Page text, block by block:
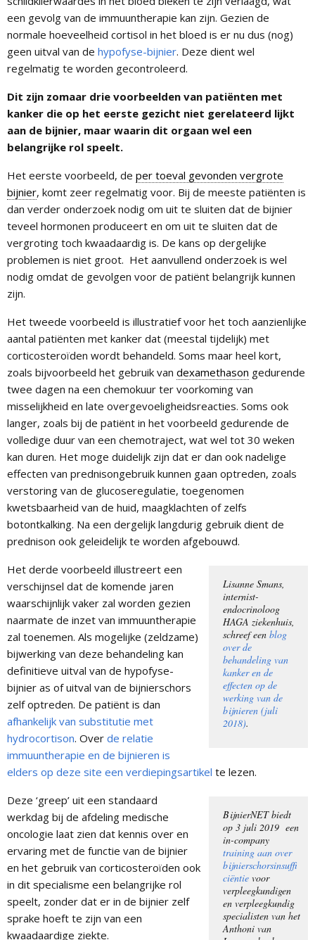
een gevolg van de immuuntherapie kan zijn. Gezien de
normale hoeveelheid cortisol in het bloed is er nu dus (nog)
geen uitval van de hypofyse-bijnier. Deze dient wel
regelmatig te worden gecontroleerd.
Dit zijn zomaar drie voorbeelden van patiënten met
kanker die op het eerste gezicht niet gerelateerd lijkt
aan de bijnier, maar waarin dit orgaan wel een
belangrijke rol speelt.
Het eerste voorbeeld, de per toeval gevonden vergrote
bijnier, komt zeer regelmatig voor. Bij de meeste patiënten is
dan verder onderzoek nodig om uit te sluiten dat de bijnier
teveel hormonen produceert en om uit te sluiten dat de
vergroting toch kwaadaardig is. De kans op dergelijke
problemen is niet groot. Het aanvullend onderzoek is wel
nodig omdat de gevolgen voor de patiënt belangrijk kunnen
zijn.
Het tweede voorbeeld is illustratief voor het toch aanzienlijke
aantal patiënten met kanker dat (meestal tijdelijk) met
corticosteroïden wordt behandeld. Soms maar heel kort,
zoals bijvoorbeeld het gebruik van dexamethason gedurende
twee dagen na een chemokuur ter voorkoming van
misselijkheid en late overgevoeligheidsreacties. Soms ook
langer, zoals bij de patiënt in het voorbeeld gedurende de
volledige duur van een chemotraject, wat wel tot 30 weken
kan duren. Het moge duidelijk zijn dat er dan ook nadelige
effecten van prednisongebruik kunnen gaan optreden, zoals
verstoring van de glucoseregulatie, toegenomen
kwetsbaarheid van de huid, maagklachten of zelfs
botontkalking. Na een dergelijk langdurig gebruik dient de
prednison ook geleidelijk te worden afgebouwd.
Lisanne Smans,
internist-
endocrinoloog
HAGA ziekenhuis,
schreef een blog
over de
behandeling van
kanker en de
effecten op de
werking van de
bijnieren (juli
2018).
Het derde voorbeeld illustreert een
verschijnsel dat de komende jaren
waarschijnlijk vaker zal worden gezien
naarmate de inzet van immuuntherapie
zal toenemen. Als mogelijke (zeldzame)
bijwerking van deze behandeling kan
definitieve uitval van de hypofyse-
bijnier as of uitval van de bijnierschors
zelf optreden. De patiënt is dan
afhankelijk van substitutie met
hydrocortison. Over de relatie
immuuntherapie en de bijnieren is
elders op deze site een verdiepingsartikel te lezen.
BijnierNET biedt
op 3 juli 2019 een
in-company
training aan over
bijnierschorsinsuffi
ciëntievoor
verpleegkundigen
en verpleegkundig
specialisten van het
Anthoni van
Deze ‘greep’ uit een standaard
werkdag bij de afdeling medische
oncologie laat zien dat kennis over en
ervaring met de functie van de bijnier
en het gebruik van corticosteroïden ook
in dit specialisme een belangrijke rol
speelt, zonder dat er in de bijnier zelf
sprake hoeft te zijn van een
kwaadaardige ziekte.